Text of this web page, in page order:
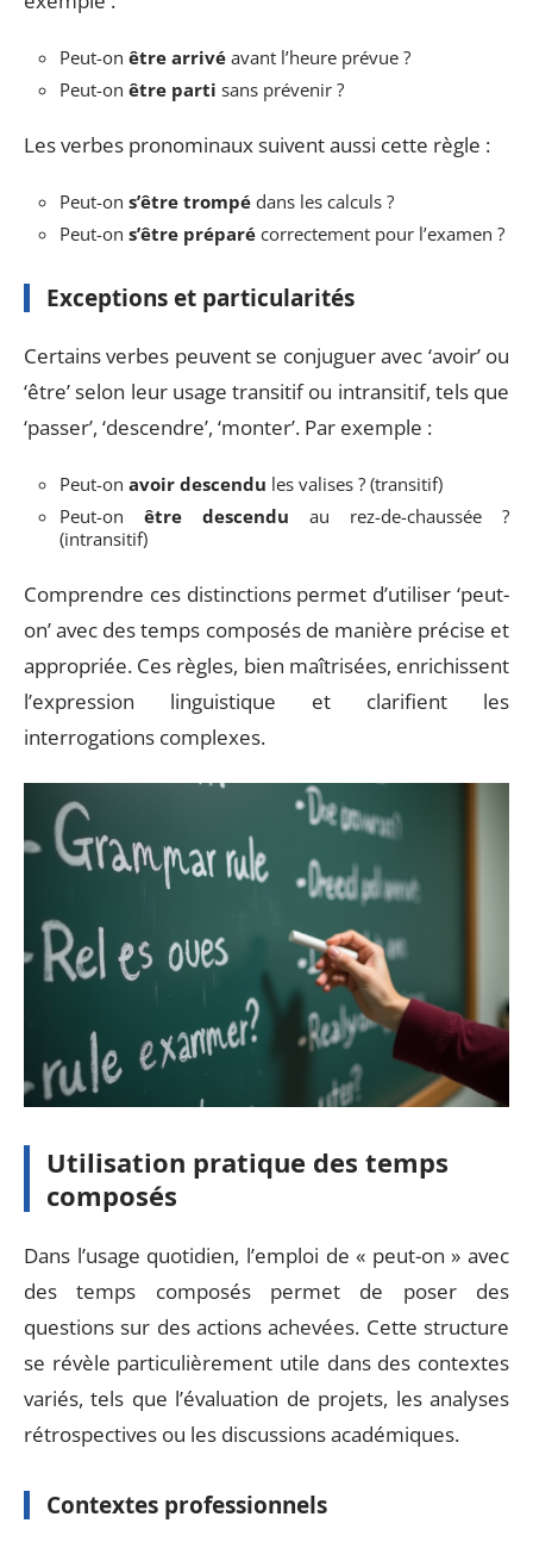
Peut-on être arrivé avant l’heure prévue ?
Peut-on être parti sans prévenir ?
Les verbes pronominaux suivent aussi cette règle :
Peut-on s’être trompé dans les calculs ?
Peut-on s’être préparé correctement pour l’examen ?
Exceptions et particularités
Certains verbes peuvent se conjuguer avec ‘avoir’ ou
‘être’ selon leur usage transitif ou intransitif, tels que
‘passer’, ‘descendre’, ‘monter’. Par exemple :
Peut-on avoir descendu les valises ? (transitif)
Peut-on être descendu au rez-de-chaussée ?
(intransitif)
Comprendre ces distinctions permet d’utiliser ‘peut-
on’ avec des temps composés de manière précise et
appropriée. Ces règles, bien maîtrisées, enrichissent
l’expression linguistique et clarifient les
interrogations complexes.
Utilisation pratique des temps
composés
Dans l’usage quotidien, l’emploi de « peut-on » avec
des temps composés permet de poser des
questions sur des actions achevées. Cette structure
se révèle particulièrement utile dans des contextes
variés, tels que l’évaluation de projets, les analyses
rétrospectives ou les discussions académiques.
Contextes professionnels